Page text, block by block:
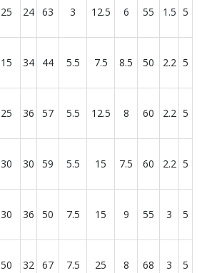
25 24 63 3 12.5 6 55 1.5 5
15 34 44 5.5 7.5 8.5 50 2.2 5
25 36 57 5.5 12.5 8 60 2.2 5
30 30 59 5.5 15 7.5 60 2.2 5
30 36 50 7.5 15 9 55 3 5
50 32 67 7.5 25 8 68 3 5